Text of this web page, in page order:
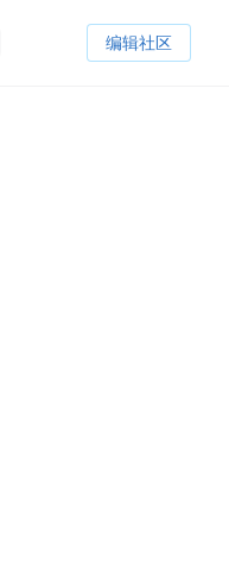
编辑社区